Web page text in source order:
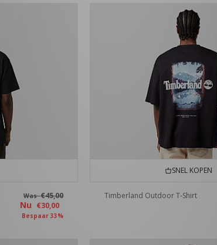
Was€45,00
Nu €30,00
Bespaar 33%
SNEL KOPEN
Timberland Outdoor T-Shirt